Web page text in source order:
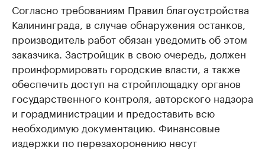
Согласно требованиям Правил благоустройства
Калининграда, в случае обнаружения останков,
производитель работ обязан уведомить об этом
заказчика. Застройщик в свою очередь, должен
проинформировать городские власти, а также
обеспечить доступ на стройплощадку органов
государственного контроля, авторского надзора
и горадминистрации и предоставить всю
необходимую документацию. Финансовые
издержки по перезахоронению несут